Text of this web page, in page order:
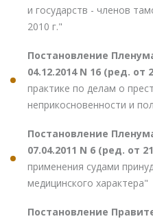
и государств - членов
2010 г."
Постановление
04.12.2014 N 16 (ред. от
практике по делам о
неприкосновенности и
Постановление
07.04.2011 N 6 (ред. от
применения судами
медицинского характера"
Постановление